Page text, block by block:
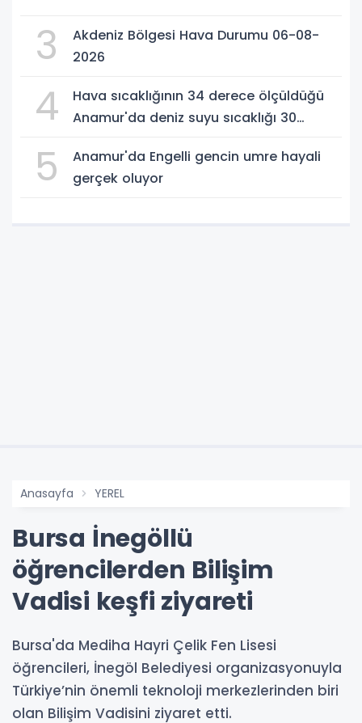
3
Akdeniz Bölgesi Hava Durumu 06-08-
2026
4
Hava sıcaklığının 34 derece ölçüldüğü
Anamur'da deniz suyu sıcaklığı 30
5
Anamur'da Engelli gencin umre hayali
gerçek oluyor
Anasayfa YEREL
Bursa İnegöllü
öğrencilerden Bilişim
Vadisi keşfi ziyareti
Bursa'da Mediha Hayri Çelik Fen Lisesi
öğrencileri, İnegöl Belediyesi organizasyonuyla
Türkiye’nin önemli teknoloji merkezlerinden biri
olan Bilişim Vadisini ziyaret etti.